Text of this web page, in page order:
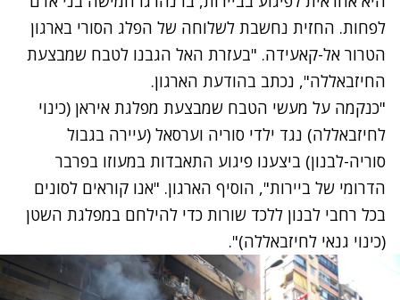
לפחות. החזית נחשבת לשלוחה של הפלג הסורי בארגון
הטרור אל-קאעידה. "בעזרת האל הגבנו לטבח שמבצעת
החיזבאללה", נכתב בהודעת הארגון.
"כנקמה על מעשי הטבח שמבצעת מפלגת איראן (כינוי
לחיזבאללה) נגד ילדי סוריה וערסאל (עיירה בגבול
סוריה-לבנון) ביצענו פיגוע התאבדות במעוזו בפרבר
הדרומי של ביירות", הוסיף הארגון. "אנו קוראים לסונים
בכל רחבי לבנון ללכד שורות כדי להילחם במפלגת השטן
(כינוי גנאי לחיזבאללה)".